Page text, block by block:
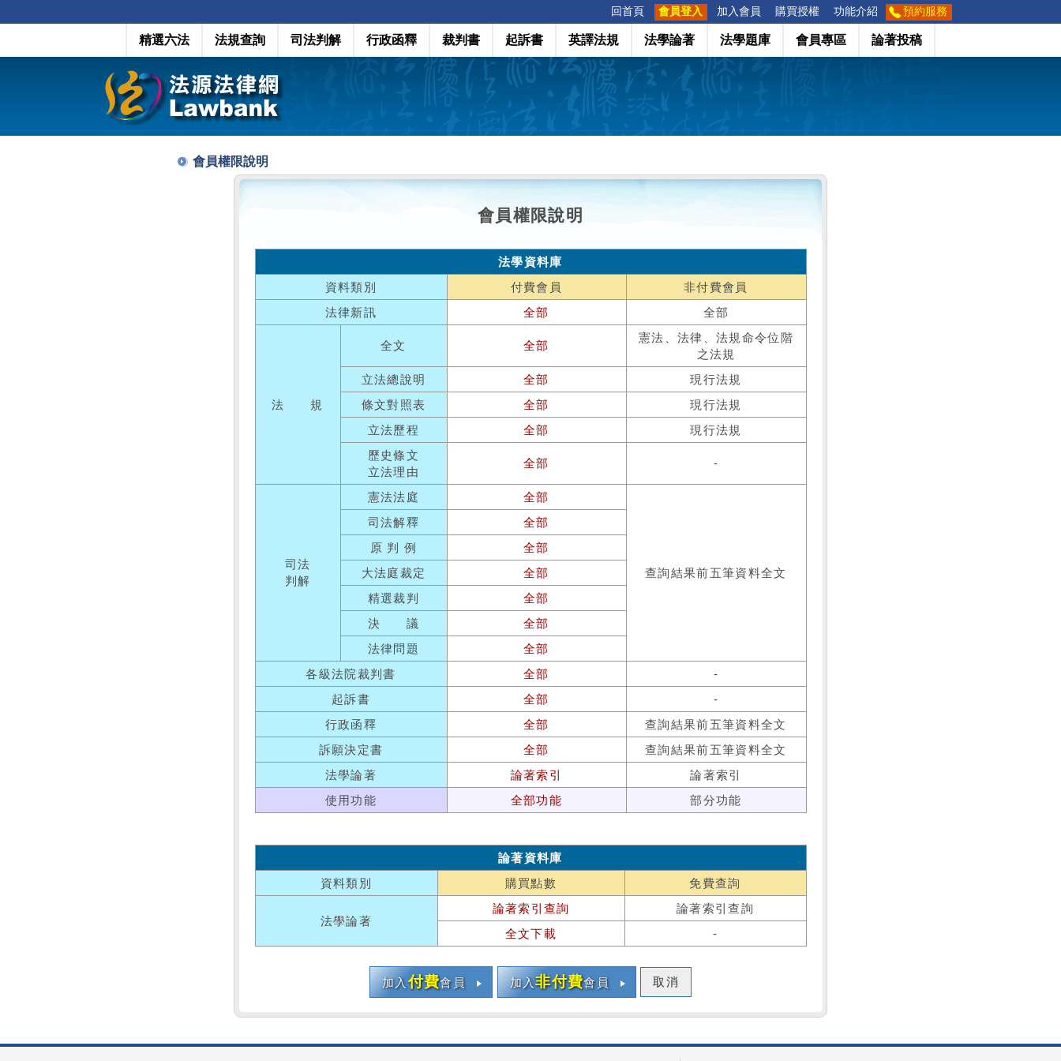
回首頁 會員登入 加入會員 購買授權 功能介紹 預約服務
精選六法 法規查詢 司法判解 行政函釋 裁判書 起訴書 英譯法規 法學論著 法學題庫 會員專區 論著投稿
會員權限說明
會員權限說明
法學資料庫
資料類別
付費會員
非付費會員
法律新訊
全部 全部
法 規
全文 全部
憲法、法律、法規命令位階
之法規
立法總說明
全部
現行法規
條文對照表
全部
現行法規
立法歷程
全部
現行法規
歷史條文
立法理由
全部 -
司法
判解
憲法法庭 全部
查詢結果前五筆資料全文
司法解釋
全部
原 判 例
全部
大法庭裁定
全部
精選裁判
全部
決 議
全部
法律問題
全部
各級法院裁判書
全部
-
起訴書
全部
-
行政函釋
全部
查詢結果前五筆資料全文
訴願決定書
全部
查詢結果前五筆資料全文
法學論著
論著索引
論著索引
使用功能
全部功能 部分功能
論著資料庫
資料類別
購買點數 免費查詢
法學論著
論著索引查詢
論著索引查詢
全文下載
-
加入付費會員 加入非付費會員 取消